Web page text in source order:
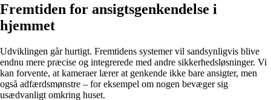
Fremtiden for ansigtsgenkendelse i
hjemmet
Udviklingen går hurtigt. Fremtidens systemer vil sandsynligvis blive
endnu mere præcise og integrerede med andre sikkerhedsløsninger. Vi
kan forvente, at kameraer lærer at genkende ikke bare ansigter, men
også adfærdsmønstre – for eksempel om nogen bevæger sig
usædvanligt omkring huset.